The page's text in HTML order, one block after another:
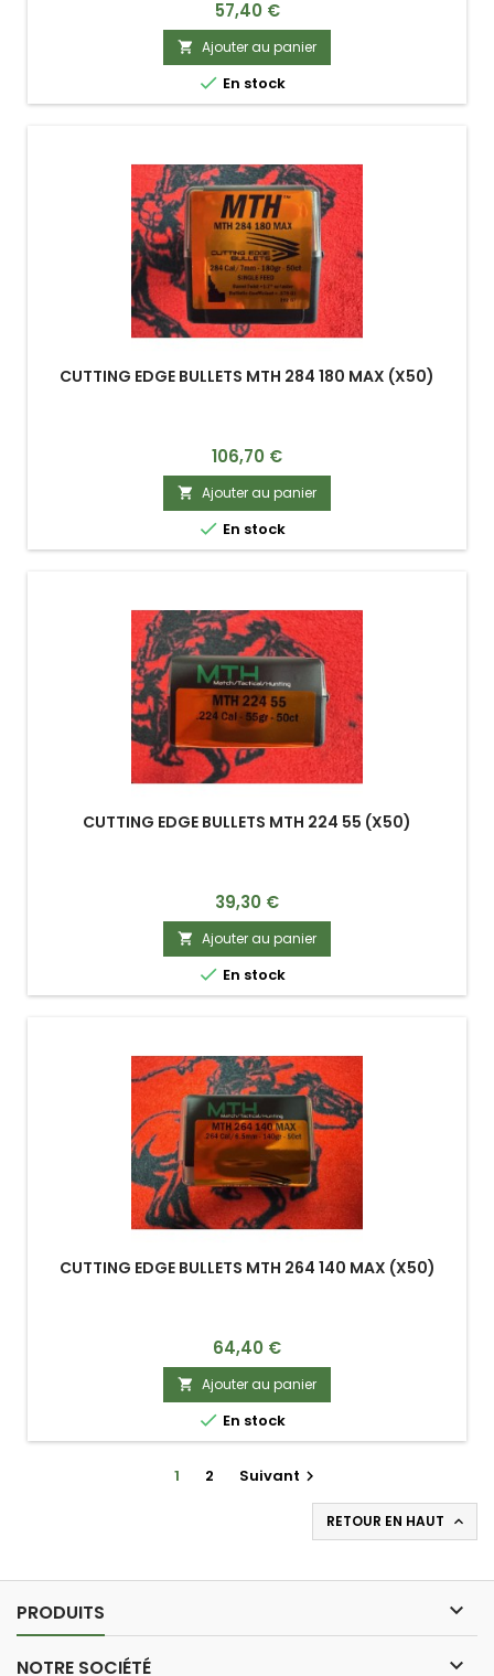
Prix
57,40 €
 Ajouter au panier
 En stock
CUTTING EDGE BULLETS MTH 284 180 MAX (X50)
Prix
106,70 €
 Ajouter au panier
 En stock
CUTTING EDGE BULLETS MTH 224 55 (X50)
Prix
39,30 €
 Ajouter au panier
 En stock
CUTTING EDGE BULLETS MTH 264 140 MAX (X50)
Prix
64,40 €
 Ajouter au panier
 En stock
1 2 Suivant 
RETOUR EN HAUT 
PRODUITS 
NOTRE SOCIÉTÉ 